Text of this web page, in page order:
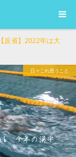
【反省】2022年は大
日々これ思うこと